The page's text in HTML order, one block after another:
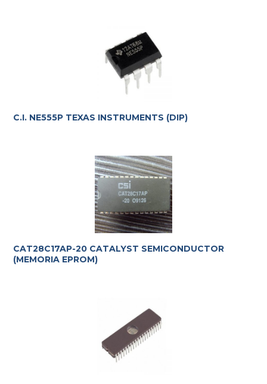
C.I. NE555P TEXAS INSTRUMENTS (DIP)
CAT28C17AP-20 CATALYST SEMICONDUCTOR
(MEMORIA EPROM)
Te ayudamos con la elección más adecuada
requerimientos.